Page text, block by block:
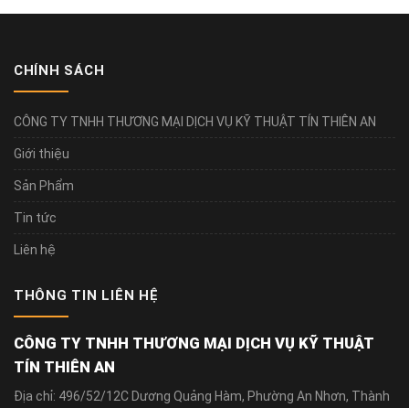
CHÍNH SÁCH
CÔNG TY TNHH THƯƠNG MẠI DỊCH VỤ KỸ THUẬT TÍN THIÊN AN
Giới thiệu
Sản Phẩm
Tin tức
Liên hệ
THÔNG TIN LIÊN HỆ
CÔNG TY TNHH THƯƠNG MẠI DỊCH VỤ KỸ THUẬT
TÍN THIÊN AN
Địa chỉ: 496/52/12C Dương Quảng Hàm, Phường An Nhơn, Thành